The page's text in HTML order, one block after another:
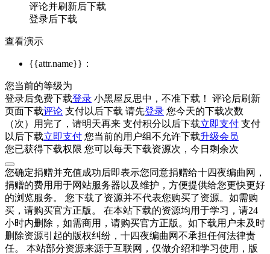
评论并刷新后下载
登录后下载
查看演示
{{attr.name}}：
您当前的等级为
登录后免费下载登录 小黑屋反思中，不准下载！ 评论后刷新
页面下载评论 支付以后下载 请先登录 您今天的下载次数
（次）用完了，请明天再来 支付积分 以后下载立即支付 支付
以后下载立即支付 您当前的用户组不允许下载升级会员
您已获得下载权限 您可以每天下载资源次，今日剩余次
您确定捐赠并充值成功后即表示您同意捐赠给十四夜编曲网，
捐赠的费用用于网站服务器以及维护，方便提供给您更快更好
的浏览服务。 您下载了资源并不代表您购买了资源。如需购
买，请购买官方正版。 在本站下载的资源均用于学习，请24
小时内删除，如需商用，请购买官方正版。如下载用户未及时
删除资源引起的版权纠纷，十四夜编曲网不承担任何法律责
任。 本站部分资源来源于互联网，仅做介绍和学习使用，版